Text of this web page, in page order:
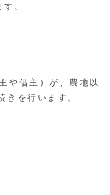
。
や借主）が、農地以
きを行います。